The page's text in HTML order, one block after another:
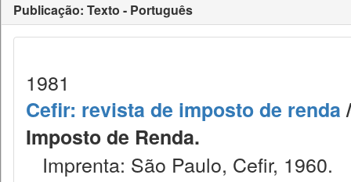
Publicação: Texto - Português
1981
Cefir: revista de imposto de renda
Imposto de Renda.
Imprenta: São Paulo, Cefir, 1960.